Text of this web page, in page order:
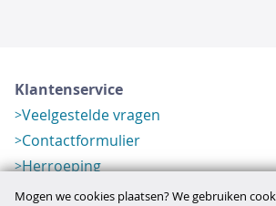
Klantenservice
Veelgestelde vragen
Contactformulier
Herroeping
Over ons
Mogen we cookies plaatsen? We gebruiken